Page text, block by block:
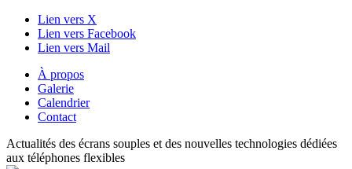
Lien vers X
Lien vers Facebook
Lien vers Mail
À propos
Galerie
Calendrier
Contact
Actualités des écrans souples et des nouvelles technologies dédiées
aux téléphones flexibles